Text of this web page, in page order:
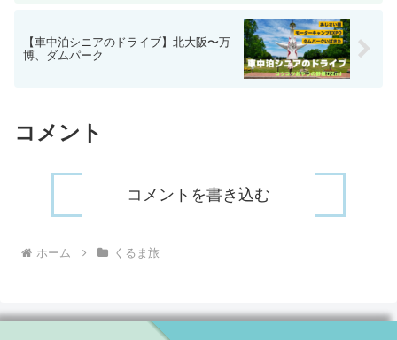
【車中泊シニアのドライブ】北大阪〜万
博、ダムパーク
コメント
コメントを書き込む
ホーム くるま旅